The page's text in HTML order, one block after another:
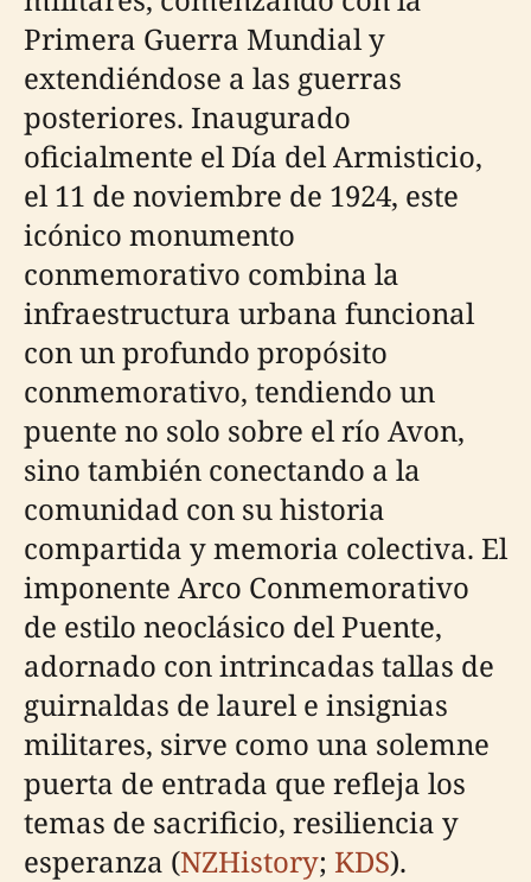
Primera Guerra Mundial y
extendiéndose a las guerras
posteriores. Inaugurado
oficialmente el Día del Armisticio,
el 11 de noviembre de 1924, este
icónico monumento
conmemorativo combina la
infraestructura urbana funcional
con un profundo propósito
conmemorativo, tendiendo un
puente no solo sobre el río Avon,
sino también conectando a la
comunidad con su historia
compartida y memoria colectiva. El
imponente Arco Conmemorativo
de estilo neoclásico del Puente,
adornado con intrincadas tallas de
guirnaldas de laurel e insignias
militares, sirve como una solemne
puerta de entrada que refleja los
temas de sacrificio, resiliencia y
esperanza (NZHistory; KDS).